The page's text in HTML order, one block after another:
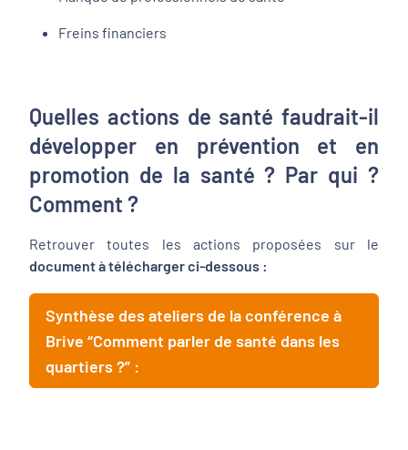
Freins financiers
Quelles actions de santé faudrait-il
développer en prévention et en
promotion de la santé ? Par qui ?
Comment ?
Retrouver toutes les actions proposées sur le
document à télécharger ci-dessous :
Synthèse des ateliers de la conférence à
Brive “Comment parler de santé dans les
quartiers ?” :